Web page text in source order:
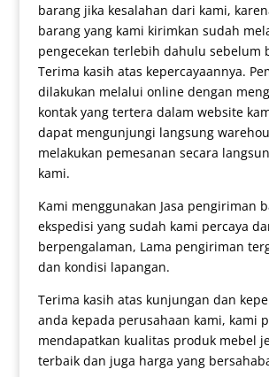
barang jika kesalahan dari kami,
barang yang kami kirimkan sudah
pengecekan terlebih dahulu sebelum
Terima kasih atas kepercayaannya.
dilakukan melalui online dengan
kontak yang tertera dalam website
dapat mengunjungi langsung
melakukan pemesanan secara
kami.
Kami menggunakan Jasa pengiriman
ekspedisi yang sudah kami percaya
berpengalaman, Lama pengiriman
dan kondisi lapangan.
Terima kasih atas kunjungan dan
anda kepada perusahaan kami, kami
mendapatkan kualitas produk mebel
terbaik dan juga harga yang